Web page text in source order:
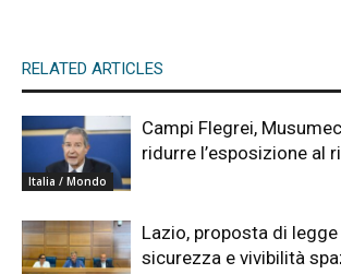
RELATED ARTICLES
Italia / Mondo
Campi Flegrei,
ridurre l’esposizione al
Lazio, proposta di
sicurezza e vivibilità